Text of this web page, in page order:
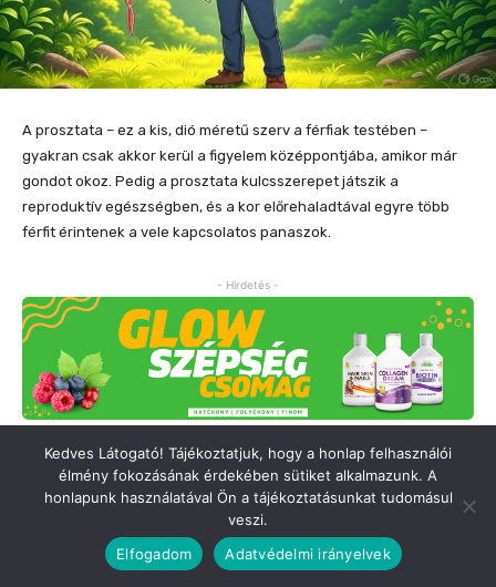
Kedves Látogató! Tájékoztatjuk, hogy a honlap felhasználói
élmény fokozásának érdekében sütiket alkalmazunk. A
honlapunk használatával Ön a tájékoztatásunkat tudomásul
veszi.
Elfogadom
Adatvédelmi irányelvek